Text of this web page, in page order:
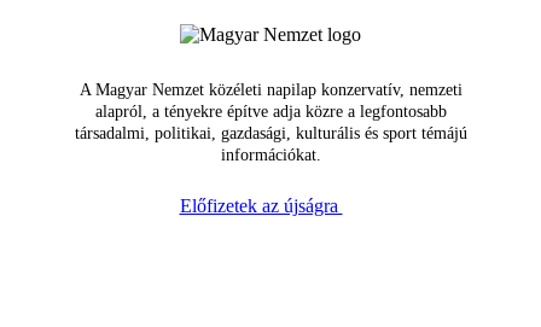
A Magyar Nemzet közéleti napilap konzervatív, nemzeti
alapról, a tényekre építve adja közre a legfontosabb
társadalmi, politikai, gazdasági, kulturális és sport témájú
információkat.
Előfizetek az újságra